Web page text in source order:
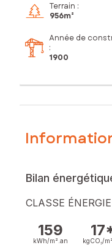
Terrain :
956m²
Année de
:
1900
Bilan
CLASSE
159
kWh/m². an kgCO₂/m².